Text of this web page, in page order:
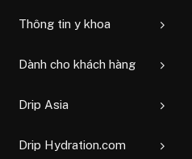
Thông tin y khoa
Dành cho khách hàng
Drip Asia
Drip Hydration.com